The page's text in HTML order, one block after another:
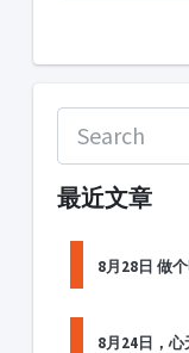
最近文章
8月28日 做
8月24日，心